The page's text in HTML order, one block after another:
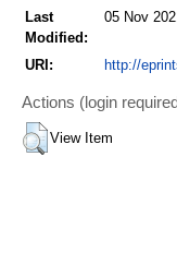
Last
Modified:
05 Nov
URI: http://
Actions (login
View Item